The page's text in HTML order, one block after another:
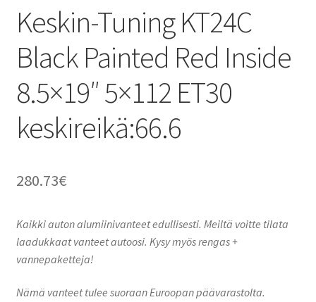
Keskin-Tuning KT24C
Black Painted Red Inside
8.5×19″ 5×112 ET30
keskireikä:66.6
280.73€
Kaikki auton alumiinivanteet edullisesti. Meiltä voitte tilata
laadukkaat vanteet autoosi. Kysy myös rengas +
vannepaketteja!
Nämä vanteet tulee suoraan Euroopan päävarastolta.